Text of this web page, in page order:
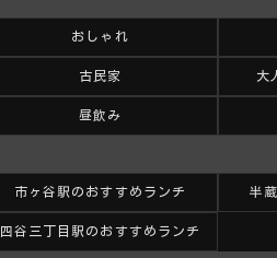
おしゃれ
古民家 大
昼飲み
市ヶ谷駅のおすすめランチ 半
四谷三丁目駅のおすすめランチ